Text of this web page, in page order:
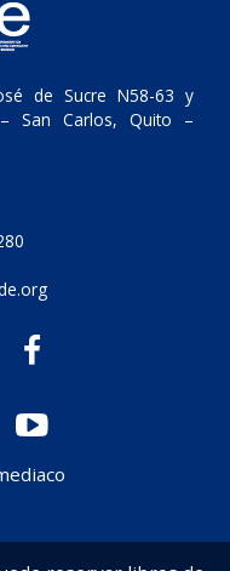
de Sucre N58-63 y
San Carlos, Quito –